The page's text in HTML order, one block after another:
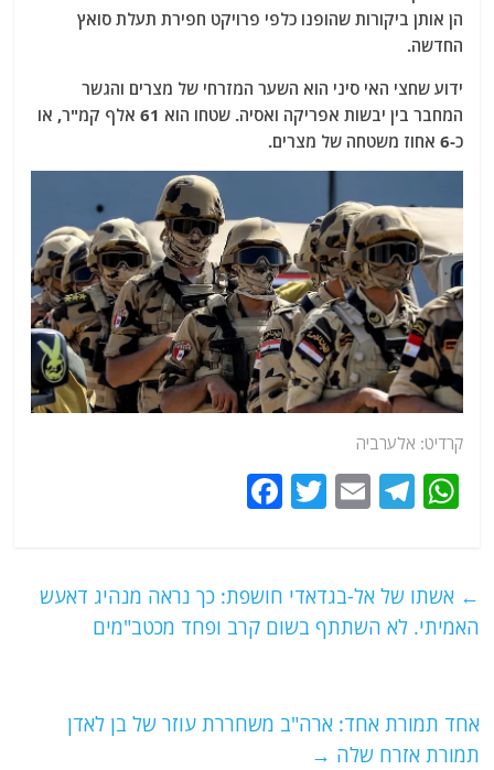
הן אותן ביקורות שהופנו כלפי פרויקט חפירת תעלת סואץ
החדשה.
ידוע שחצי האי סיני הוא השער המזרחי של מצרים והגשר
המחבר בין יבשות אפריקה ואסיה. שטחו הוא 61 אלף קמ"ר, או
כ-6 אחוז משטחה של מצרים.
קרדיט: אלערביה
W
s
A
T
g
ra
E
l
T
er
e
b
k
← אשתו של אל-בגדאדי חושפת: כך נראה מנהיג דאעש
האמיתי. לא השתתף בשום קרב ופחד מכטב"מים
אחד תמורת אחד: ארה"ב משחררת עוזר של בן לאדן
תמורת אזרח שלה →